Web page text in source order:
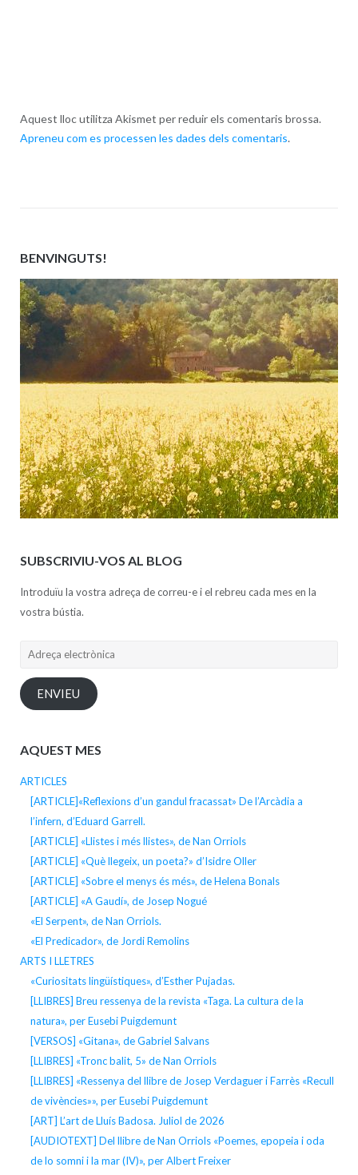
Aquest lloc utilitza Akismet per reduir els comentaris brossa.
Apreneu com es processen les dades dels comentaris.
BENVINGUTS!
SUBSCRIVIU-VOS AL BLOG
Introduïu la vostra adreça de correu-e i el rebreu cada mes en la
vostra bústia.
Adreça
ENVIEU
AQUEST MES
ARTICLES
[ARTICLE]«Reflexions d’un gandul fracassat» De l’Arcàdia a
l’infern, d’Eduard Garrell.
[ARTICLE] «Llistes i més llistes», de Nan Orriols
[ARTICLE] «Què llegeix, un poeta?» d’Isidre Oller
[ARTICLE] «Sobre el menys és més», de Helena Bonals
[ARTICLE] «A Gaudí», de Josep Nogué
«El Serpent», de Nan Orriols.
«El Predicador», de Jordi Remolins
ARTS I LLETRES
«Curiositats lingüístiques», d’Esther Pujadas.
[LLIBRES] Breu ressenya de la revista «Taga. La cultura de la
natura», per Eusebi Puigdemunt
[VERSOS] «Gitana», de Gabriel Salvans
[LLIBRES] «Tronc balit, 5» de Nan Orriols
[LLIBRES] «Ressenya del llibre de Josep Verdaguer i Farrès «Recull
de vivències»», per Eusebi Puigdemunt
[ART] L’art de Lluís Badosa. Juliol de 2026
[AUDIOTEXT] Del llibre de Nan Orriols «Poemes, epopeia i oda
de lo somni i la mar (IV)», per Albert Freixer